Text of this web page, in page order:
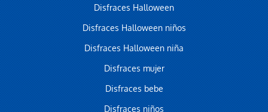
Disfraces Halloween
Disfraces Halloween niños
Disfraces Halloween niña
Disfraces mujer
Disfraces bebe
Disfraces niños